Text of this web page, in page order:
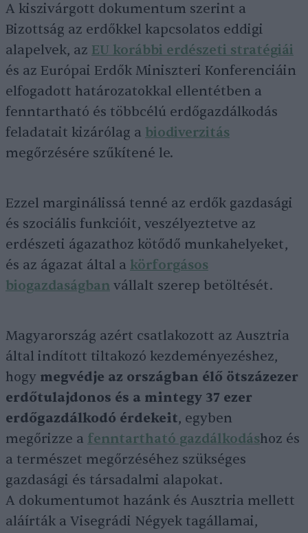
A kiszivárgott dokumentum szerint a
Bizottság az erdőkkel kapcsolatos eddigi
alapelvek, az EU korábbi erdészeti stratégiái
és az Európai Erdők Miniszteri Konferenciáin
elfogadott határozatokkal ellentétben a
fenntartható és többcélú erdőgazdálkodás
feladatait kizárólag a biodiverzitás
megőrzésére szűkítené le.
Ezzel marginálissá tenné az erdők gazdasági
és szociális funkcióit, veszélyeztetve az
erdészeti ágazathoz kötődő munkahelyeket,
és az ágazat által a körforgásos
biogazdaságban vállalt szerep betöltését.
Magyarország azért csatlakozott az Ausztria
által indított tiltakozó kezdeményezéshez,
hogy megvédje az országban élő ötszázezer
erdőtulajdonos és a mintegy 37 ezer
erdőgazdálkodó érdekeit, egyben
megőrizze a fenntartható gazdálkodáshoz és
a természet megőrzéséhez szükséges
gazdasági és társadalmi alapokat.
A dokumentumot hazánk és Ausztria mellett
aláírták a Visegrádi Négyek tagállamai,